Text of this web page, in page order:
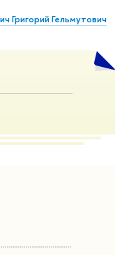
Григорий Гельмутович